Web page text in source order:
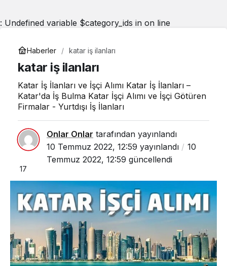
: Undefined variable $category_ids in on line
Haberler katar iş ilanları
katar iş ilanları
Katar İş İlanları ve İşçi Alımı Katar İş İlanları –
Katar'da İş Bulma Katar İşçi Alımı ve İşçi Götüren
Firmalar - Yurtdışı İş İlanları
Onlar Onlar tarafından yayınlandı
10 Temmuz 2022, 12:59 yayınlandı
10
Temmuz 2022, 12:59 güncellendi
17